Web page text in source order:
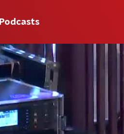
Podcasts